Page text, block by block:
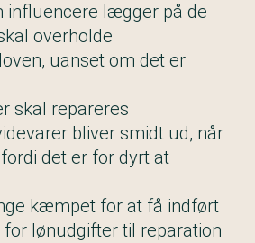
influencere lægger på de
overholde
uanset om det er
skal repareres
bliver smidt ud, når
det er for dyrt at
kæmpet for at få indført
lønudgifter til reparation